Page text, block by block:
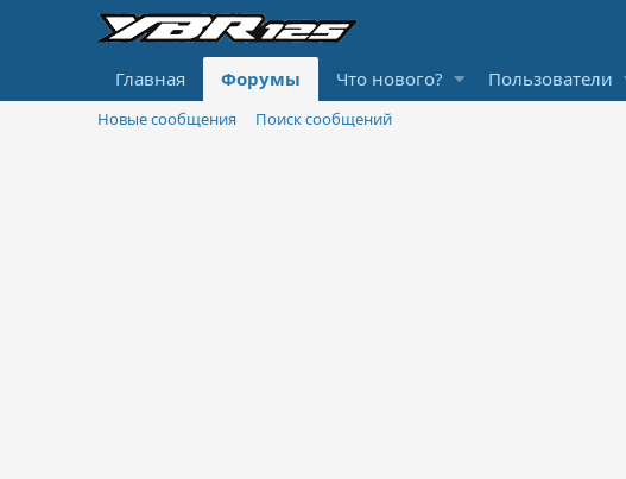
Главная Форумы Что нового? Пользователи
Новые сообщения Поиск сообщений